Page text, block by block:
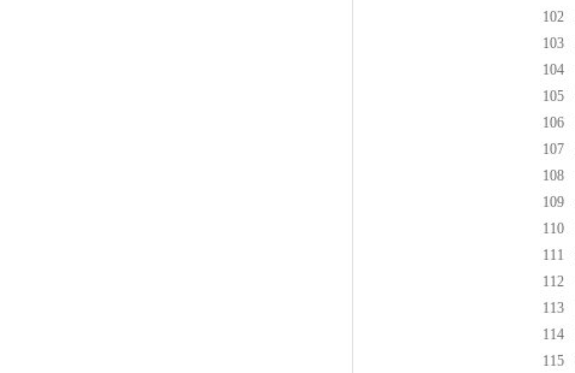
102
103
104
105
106
107
108
109
110
111
112
113
114
115